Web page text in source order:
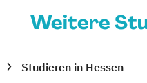
Weitere
Studieren in Hessen